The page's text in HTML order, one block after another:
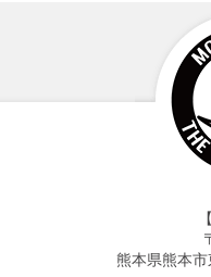
熊本県熊本